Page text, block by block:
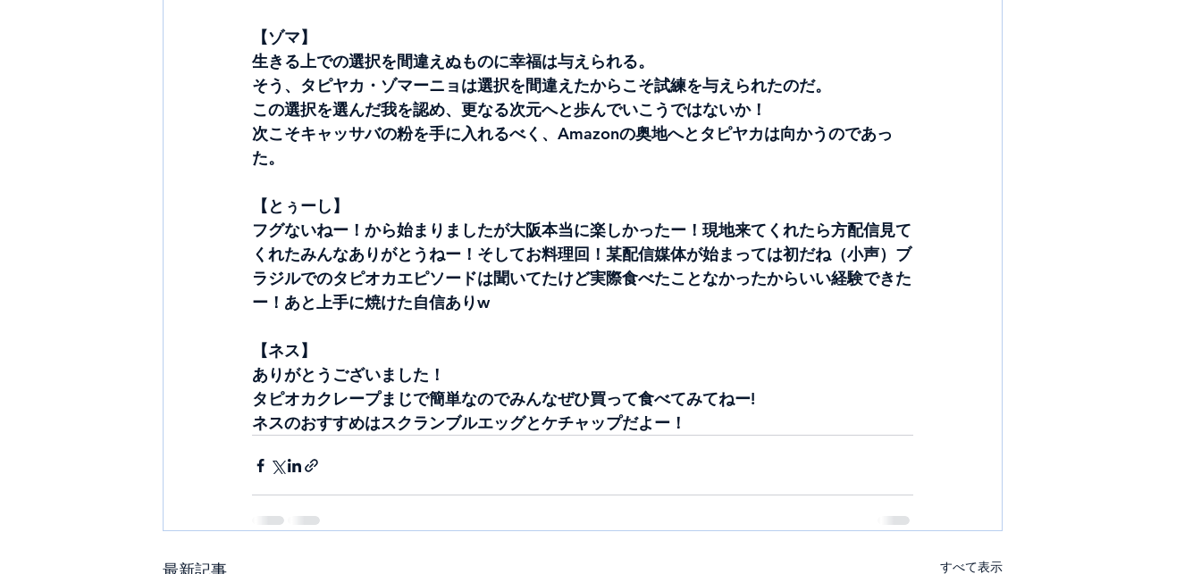
【ゾマ】
生きる上での選択を間違えぬものに幸福は与えられる。
そう、タピヤカ・ゾマーニョは選択を間違えたからこそ試練を与えられたのだ。
この選択を選んだ我を認め、更なる次元へと歩んでいこうではないか！
次こそキャッサバの粉を手に入れるべく、Amazonの奥地へとタピヤカは向かうのであっ
た。
【とぅーし】
フグないねー！から始まりましたが大阪本当に楽しかったー！現地来てくれたら方配信見て
くれたみんなありがとうねー！そしてお料理回！某配信媒体が始まっては初だね（小声）ブ
ラジルでのタピオカエピソードは聞いてたけど実際食べたことなかったからいい経験できた
ー！あと上手に焼けた自信ありw
【ネス】
ありがとうございました！
タピオカクレープまじで簡単なのでみんなぜひ買って食べてみてねー!
ネスのおすすめはスクランブルエッグとケチャップだよー！
すべて表示